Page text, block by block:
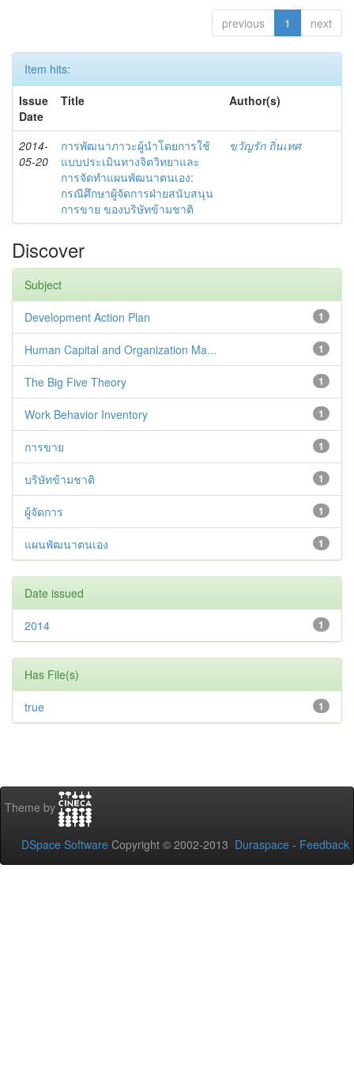
previous 1 next
Item hits:
Issue
Date
Title Author(s)
2014-
05-20
การพัฒนาภาวะผู้นำโดยการใช้
แบบประเมินทางจิตวิทยาและ
การจัดทำแผนพัฒนาตนเอง:
กรณีศึกษาผู้จัดการฝ่ายสนับสนุน
การขาย ของบริษัทข้ามชาติ
ขวัญรัก ถิ่นเทศ
Discover
Subject
1
Development Action Plan
1
Human Capital and Organization Ma...
1
The Big Five Theory
1
Work Behavior Inventory
1
การขาย
1
บริษัทข้ามชาติ
1
ผู้จัดการ
1
แผนพัฒนาตนเอง
Date issued
1
2014
Has File(s)
1
true
Theme by
DSpace Software Copyright © 2002-2013 Duraspace - Feedback